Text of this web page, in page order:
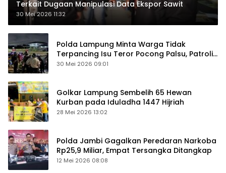
Terkait Dugaan Manipulasi Data Ekspor Sawit
30 Mei 2026 11:32
Polda Lampung Minta Warga Tidak
Terpancing Isu Teror Pocong Palsu, Patroli
Keamanan Ditingkatkan
30 Mei 2026 09:01
Golkar Lampung Sembelih 65 Hewan
Kurban pada Iduladha 1447 Hijriah
28 Mei 2026 13:02
Polda Jambi Gagalkan Peredaran Narkoba
Rp25,9 Miliar, Empat Tersangka Ditangkap
12 Mei 2026 08:08